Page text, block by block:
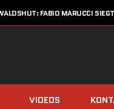
FABIO MARUCCI
(ZIMMERLI/BERGER)
VIDEOS